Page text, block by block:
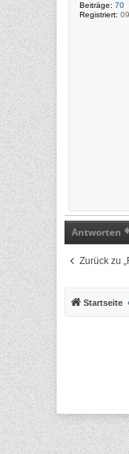
Beiträge: 70
Registriert:
Antworten
Zurück zu
Startseite